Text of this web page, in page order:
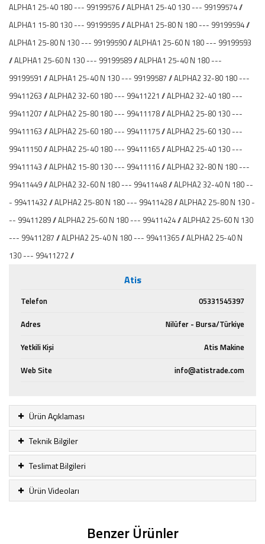
ALPHA1 25-40 180 --- 99199576 // ALPHA1 25-40 130 --- 99199574 //
ALPHA1 15-80 130 --- 99199595 // ALPHA1 25-80 N 180 --- 99199594 //
ALPHA1 25-80 N 130 --- 99199590 // ALPHA1 25-60 N 180 --- 99199593
// ALPHA1 25-60 N 130 --- 99199589 // ALPHA1 25-40 N 180 ---
99199591 // ALPHA1 25-40 N 130 --- 99199587 // ALPHA2 32-80 180 ---
99411263 // ALPHA2 32-60 180 --- 99411221 // ALPHA2 32-40 180 ---
99411207 // ALPHA2 25-80 180 --- 99411178 // ALPHA2 25-80 130 ---
99411163 // ALPHA2 25-60 180 --- 99411175 // ALPHA2 25-60 130 ---
99411150 // ALPHA2 25-40 180 --- 99411165 // ALPHA2 25-40 130 ---
99411143 // ALPHA2 15-80 130 --- 99411116 // ALPHA2 32-80 N 180 ---
99411449 // ALPHA2 32-60 N 180 --- 99411448 // ALPHA2 32-40 N 180 --
- 99411432 // ALPHA2 25-80 N 180 --- 99411428 // ALPHA2 25-80 N 130 -
-- 99411289 // ALPHA2 25-60 N 180 --- 99411424 // ALPHA2 25-60 N 130
--- 99411287 // ALPHA2 25-40 N 180 --- 99411365 // ALPHA2 25-40 N
130 --- 99411272 //
Atis
Telefon
05331545397
Adres
Nilüfer - Bursa/Türkiye
Yetkili Kişi
Atis Makine
Web Site
info@atistrade.com
Ürün Açıklaması
Teknik Bilgiler
Teslimat Bilgileri
Ürün Videoları
Benzer Ürünler